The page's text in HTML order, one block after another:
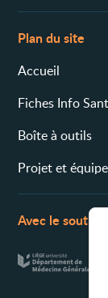
Plan du site
Accueil
Fiches Info
Boîte à outils
Projet et équipe
Avec le soutien